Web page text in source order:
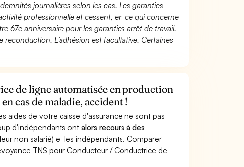
journalières selon les cas. Les garanties
professionnelle et cessent, en ce qui concerne
67e anniversaire pour les garanties arrêt de travail.
reconduction. L’adhésion est facultative. Certaines
de ligne automatisée en production
cas de maladie, accident !
aides de votre caisse d'assurance ne sont pas
d'indépendants ont alors recours à des
non salarié) et les indépendants. Comparer
TNS pour Conducteur / Conductrice de